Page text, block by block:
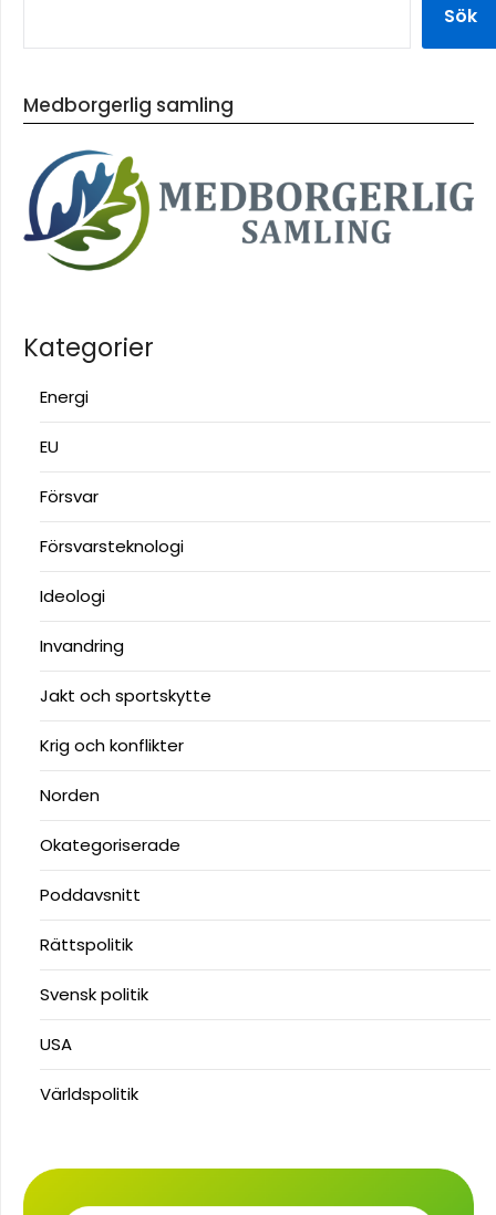
Sök
Medborgerlig samling
Kategorier
Energi
EU
Försvar
Försvarsteknologi
Ideologi
Invandring
Jakt och sportskytte
Krig och konflikter
Norden
Okategoriserade
Poddavsnitt
Rättspolitik
Svensk politik
USA
Världspolitik